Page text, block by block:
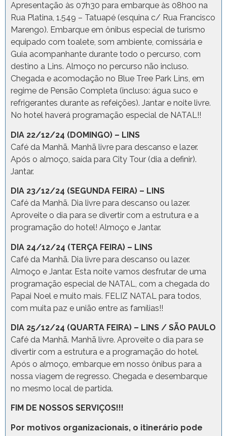
Apresentação às 07h30 para embarque às 08h00 na
Rua Platina, 1.549 – Tatuapé (esquina c/ Rua Francisco
Marengo). Embarque em ônibus especial de turismo
equipado com toalete, som ambiente, comissária e
Guia acompanhante durante todo o percurso, com
destino a Lins. Almoço no percurso não incluso.
Chegada e acomodação no Blue Tree Park Lins, em
regime de Pensão Completa (incluso: água suco e
refrigerantes durante as refeições). Jantar e noite livre.
No hotel haverá programação especial de NATAL!!
DIA 22/12/24 (DOMINGO) – LINS
Café da Manhã. Manhã livre para descanso e lazer.
Após o almoço, saída para City Tour (dia a definir).
Jantar.
DIA 23/12/24 (SEGUNDA FEIRA) – LINS
Café da Manhã. Dia livre para descanso ou lazer.
Aproveite o dia para se divertir com a estrutura e a
programação do hotel! Almoço e Jantar.
DIA 24/12/24 (TERÇA FEIRA) – LINS
Café da Manhã. Dia livre para descanso ou lazer.
Almoço e Jantar. Esta noite vamos desfrutar de uma
programação especial de NATAL, com a chegada do
Papai Noel e muito mais. FELIZ NATAL para todos,
com muita paz e união entre as famílias!!
DIA 25/12/24 (QUARTA FEIRA) – LINS / SÃO PAULO
Café da Manhã. Manhã livre. Aproveite o dia para se
divertir com a estrutura e a programação do hotel.
Após o almoço, embarque em nosso ônibus para a
nossa viagem de regresso. Chegada e desembarque
no mesmo local de partida.
FIM DE NOSSOS SERVIÇOS!!!
Por motivos organizacionais, o itinerário pode